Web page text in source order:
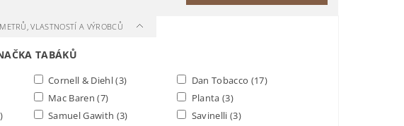
VLASTNOSTÍ A VÝROBCŮ
TABÁKŮ
Cornell & Diehl(3) Dan Tobacco (17)
Mac Baren(7) Planta(3)
Samuel Gawith (3) Savinelli (3)